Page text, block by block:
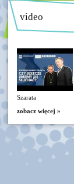
video
Szarata
zobacz więcej »